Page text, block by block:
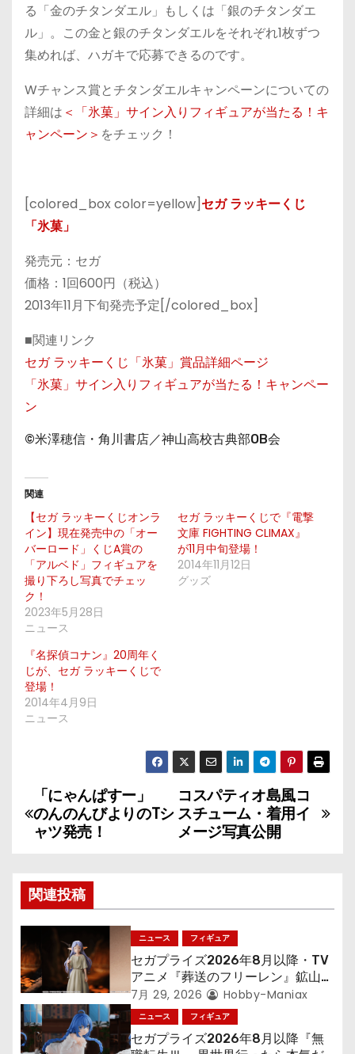
る「金のチタンダエル」もしくは「銀のチタンダエ
ル」。この金と銀のチタンダエルをそれぞれ1枚ずつ
集めれば、ハガキで応募できるのです。
Wチャンス賞とチタンダエルキャンペーンについての
詳細は ＜「氷菓」サイン入りフィギュアが当たる！キ
ャンペーン＞ をチェック！
[colored_box color=yellow]セガ ラッキーくじ
「氷菓」
発売元：セガ
価格：1回600円（税込）
2013年11月下旬発売予定[/colored_box]
■関連リンク
セガ ラッキーくじ「氷菓」賞品詳細ページ
「氷菓」サイン入りフィギュアが当たる！キャンペー
ン
©米澤穂信・角川書店／神山高校古典部OB会
関連
【セガ ラッキーくじオンラ
イン】現在発売中の「オー
バーロード」くじA賞の
「アルベド」フィギュアを
撮り下ろし写真でチェッ
ク！
2023年5月28日
ニュース
セガ ラッキーくじで『電撃
文庫 FIGHTING CLIMAX』
が11月中旬登場！
2014年11月12日
グッズ
『名探偵コナン』20周年く
じが、セガ ラッキーくじで
登場！
2014年4月9日
ニュース
投
稿
ビ
ゲ
ー
シ
ョ
コスパティオ島風コ
スチューム・着用イ
メージ写真公開
「にゃんぱすー」
のんのんびよりのTシ
ャツ発売！
関連投稿
ニュース フィギュア
セガプライズ2026年8月以降・TV
アニメ『葬送のフリーレン』鉱山で
300年働くことになっっちゃった
「フリーレン」を立体化！
7月 29, 2026 Hobby-Maniax
ニュース フィギュア
セガプライズ2026年8月以降『無